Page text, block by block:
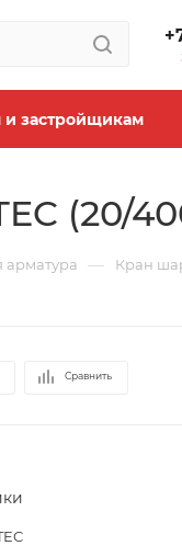
застройщикам
(20/
— Кран
Сравнить